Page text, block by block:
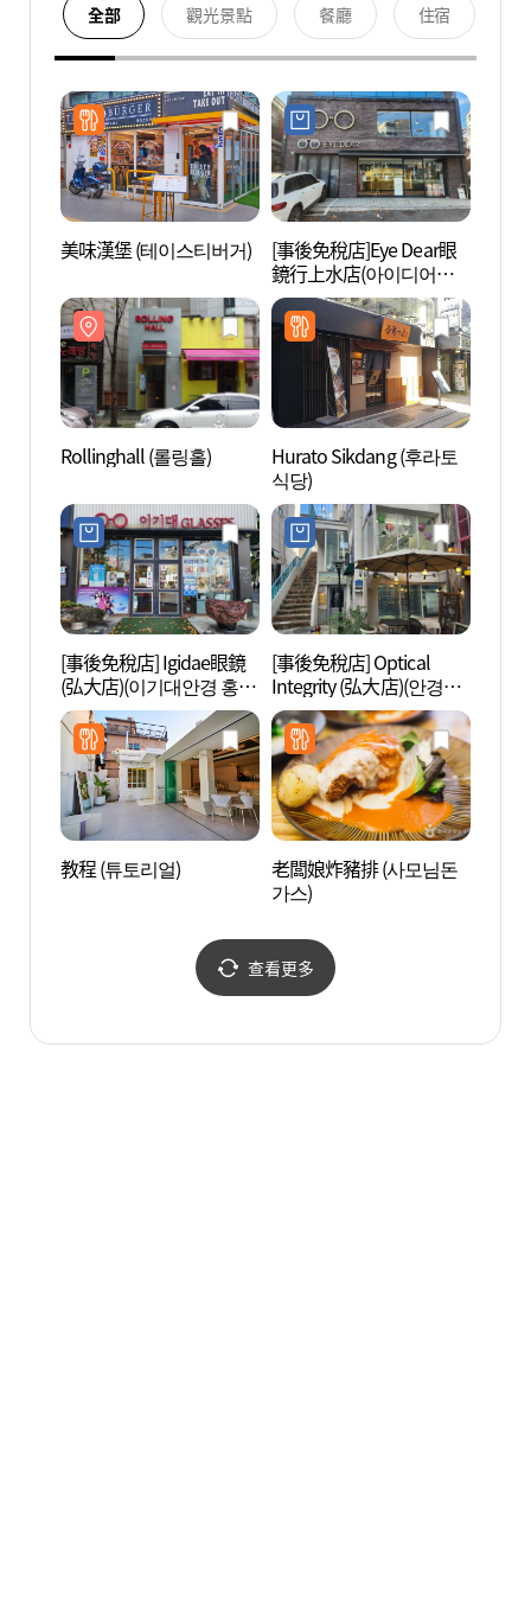
全部 觀光景點 餐廳 住宿
美味漢堡 (테이스티버거)
[事後免稅店]Eye Dear眼
鏡行上水店(아이디어안
경원 상수점)
Rollinghall (롤링홀)
Hurato Sikdang (후라토
식당)
[事後免稅店] Igidae眼鏡
(弘大店)(이기대안경 홍대
점)
[事後免稅店] Optical
Integrity (弘大店)(안경진
정성 홍대점)
教程 (튜토리얼)
老闆娘炸豬排 (사모님돈
가스)
查看更多